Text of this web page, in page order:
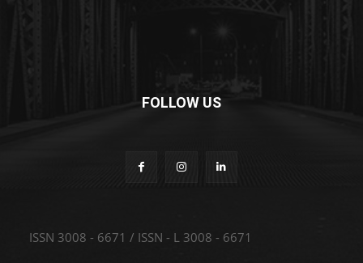
FOLLOW US
ISSN 3008 - 6671 / ISSN - L 3008 - 6671